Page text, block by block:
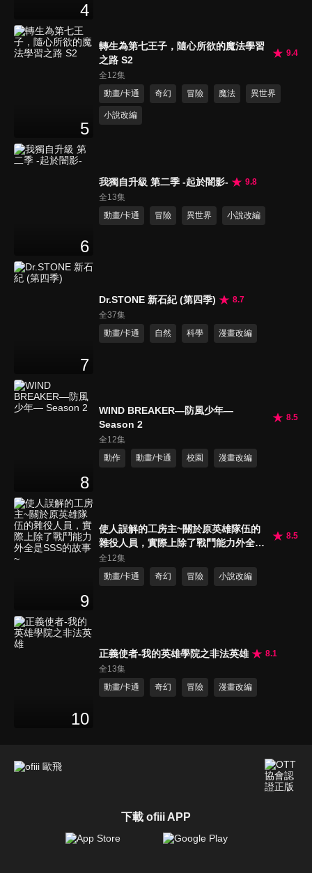
4
5
轉生為第七王子，隨心所欲的魔法學習
之路 S2
9.4
全12集
動畫/卡通
奇幻 冒險 魔法 異世界
小說改編
6
我獨自升級 第二季 -起於闇影-
9.8
全13集
動畫/卡通
冒險 異世界 小說改編
7
Dr.STONE 新石紀 (第四季)
8.7
全37集
動畫/卡通
自然 科學 漫畫改編
8
WIND BREAKER—防風少年—
Season 2
8.5
全12集
動作
動畫/卡通 校園 漫畫改編
9
使人誤解的工房主~關於原英雄隊伍的
雜役人員，實際上除了戰鬥能力外全是
SSS的故事~
8.5
全12集
動畫/卡通
奇幻 冒險 小說改編
10
正義使者-我的英雄學院之非法英雄
8.1
全13集
動畫/卡通
奇幻 冒險 漫畫改編
下載 ofiii APP